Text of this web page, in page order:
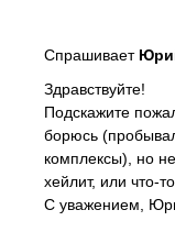
Спрашивает
Здравствуйте!
Подскажите
борюсь
комплексы), но
хейлит, или что-
С уважением,